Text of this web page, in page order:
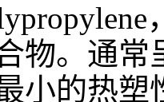
物。通
小的热